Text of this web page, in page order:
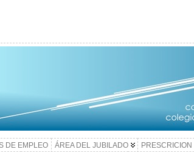
DE EMPLEO ÁREA DEL JUBILADO